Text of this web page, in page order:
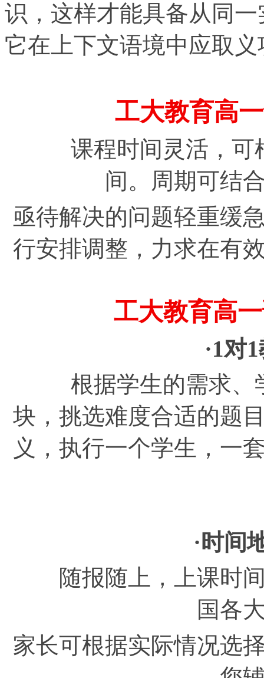
识，这样才能具备从同
它在上下文语境中应取
工大教育高
课程时间灵活，可
间。周期可结
亟待解决的问题轻重缓
行安排调整，力求在有
工大教育高
·1对
根据学生的需求、
块，挑选难度合适的题
义，执行一个学生，一
·时间
随报随上，上课时间
国各
家长可根据实际情况选